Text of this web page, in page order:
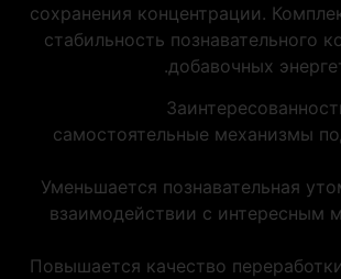
сохранения концентрации.
стабильность познавательного
добавочных
самостоятельные механизмы
Уменьшается познавательная
взаимодействии с интересным
Повышается качество